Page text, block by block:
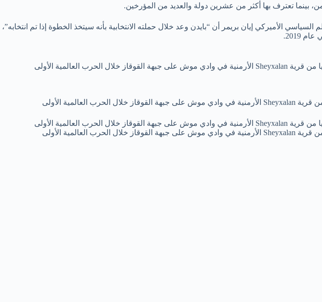
بينما تعترف بها أكثر من عشرين دولة والعديد من المؤرخين.
الأميركي إيان بريمر أن “بايدن وعد خلال حملته الانتخابية بأنه سيتخذ الخطوة إذا تم انتخابه”،
2019.